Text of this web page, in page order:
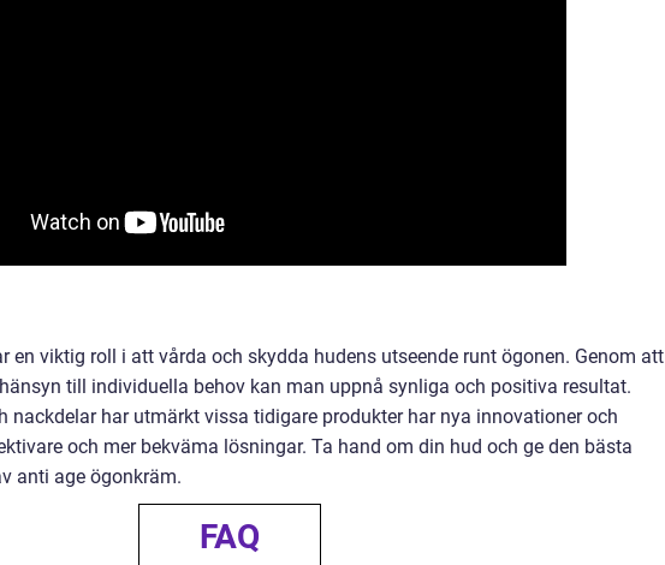
en viktig roll i att vårda och skydda hudens utseende runt ögonen. Genom att
till individuella behov kan man uppnå synliga och positiva resultat.
nackdelar har utmärkt vissa tidigare produkter har nya innovationer och
och mer bekväma lösningar. Ta hand om din hud och ge den bästa
anti age ögonkräm.
FAQ